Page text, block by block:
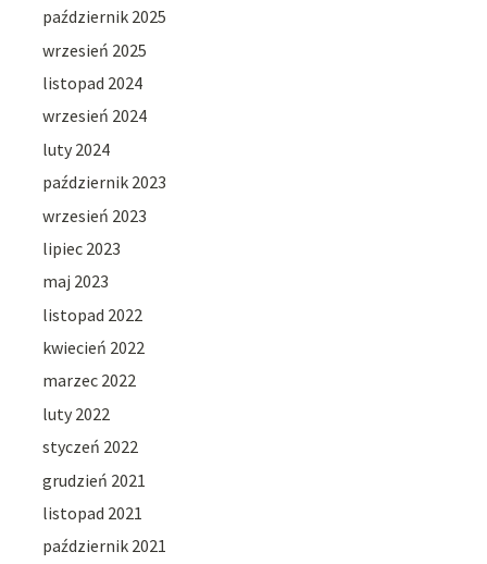
październik 2025
wrzesień 2025
listopad 2024
wrzesień 2024
luty 2024
październik 2023
wrzesień 2023
lipiec 2023
maj 2023
listopad 2022
kwiecień 2022
marzec 2022
luty 2022
styczeń 2022
grudzień 2021
listopad 2021
październik 2021